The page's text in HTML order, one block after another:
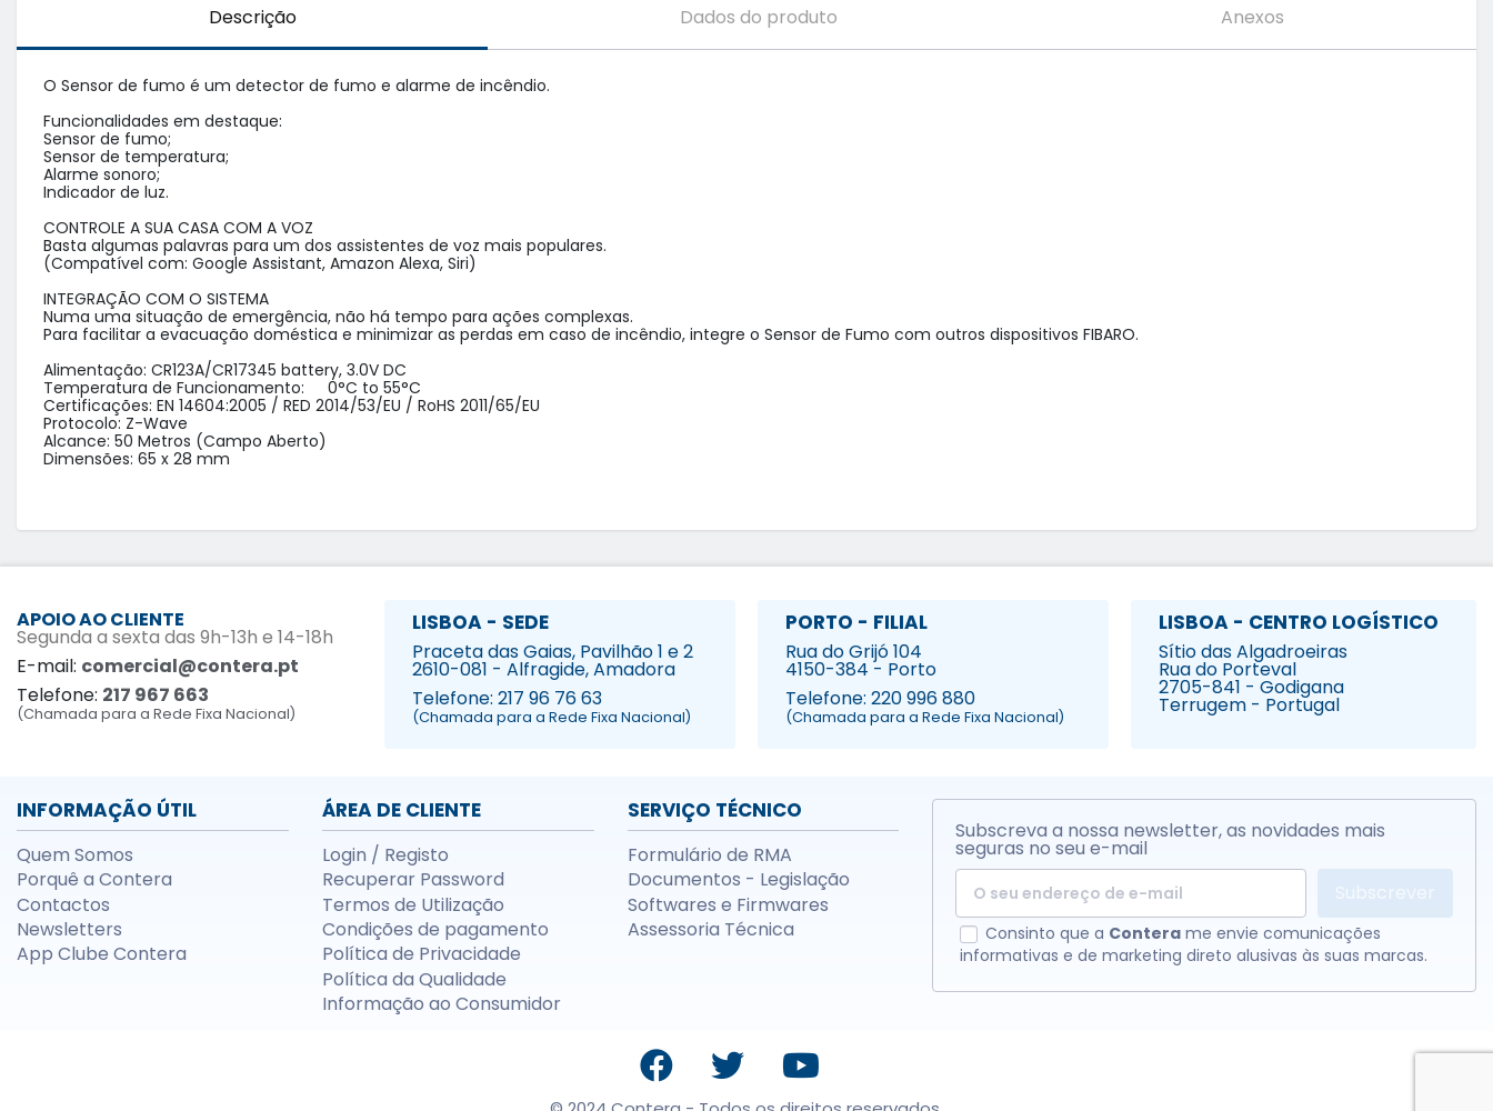
Descrição Dados do produto Anexos
O Sensor de fumo é um detector de fumo e alarme de incêndio.
Funcionalidades em destaque:
Sensor de fumo;
Sensor de temperatura;
Alarme sonoro;
Indicador de luz.
CONTROLE A SUA CASA COM A VOZ
Basta algumas palavras para um dos assistentes de voz mais populares.
(Compatível com: Google Assistant, Amazon Alexa, Siri)
INTEGRAÇÃO COM O SISTEMA
Numa uma situação de emergência, não há tempo para ações complexas.
Para facilitar a evacuação doméstica e minimizar as perdas em caso de incêndio, integre o Sensor de Fumo com outros dispositivos FIBARO.
Alimentação: CR123A/CR17345 battery, 3.0V DC
Temperatura de Funcionamento: 	0°C to 55°C
Certificações: EN 14604:2005 / RED 2014/53/EU / RoHS 2011/65/EU
Protocolo: Z-Wave
Alcance:	50 Metros (Campo Aberto)
Dimensões: 65 x 28 mm
APOIO AO CLIENTE
Segunda a sexta das 9h-13h e 14-18h
E-mail: comercial@contera.pt
Telefone: 217 967 663
(Chamada para a Rede Fixa Nacional)
LISBOA - SEDE
Praceta das Gaias, Pavilhão 1 e 2
2610-081 - Alfragide, Amadora
Telefone: 217 96 76 63
(Chamada para a Rede Fixa Nacional)
PORTO - FILIAL
Rua do Grijó 104
4150-384 - Porto
Telefone: 220 996 880
(Chamada para a Rede Fixa Nacional)
LISBOA - CENTRO LOGÍSTICO
Sítio das Algadroeiras
Rua do Porteval
2705-841 - Godigana
Terrugem - Portugal
INFORMAÇÃO ÚTIL
Quem Somos
Porquê a Contera
Contactos
Newsletters
App Clube Contera
ÁREA DE CLIENTE
Login / Registo
Recuperar Password
Termos de Utilização
Condições de pagamento
Política de Privacidade
Política da Qualidade
Informação ao Consumidor
SERVIÇO TÉCNICO
Formulário de RMA
Documentos - Legislação
Softwares e Firmwares
Assessoria Técnica
Subscreva a nossa newsletter, as novidades mais
seguras no seu e-mail
Subscrever
Consinto que a Contera me envie comunicações
informativas e de marketing direto alusivas às suas marcas.